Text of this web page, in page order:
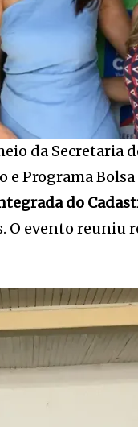
da Secretaria
e Programa
do
O evento reuniu